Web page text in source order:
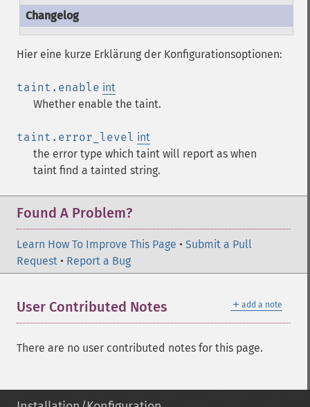
Hier eine kurze Erklärung der Konfigurationsoptionen:
taint.enable int
Whether enable the taint.
taint.error_level int
the error type which taint will report as when
taint find a tainted string.
Found A Problem?
Learn How To Improve This Page • Submit a Pull
Request • Report a Bug
＋ add a note
User Contributed Notes
There are no user contributed notes for this page.